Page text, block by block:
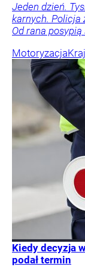
Jeden dzień.
karnych. Policja
Od rana
MotoryzacjaKraj
Kiedy decyzja
podał termin